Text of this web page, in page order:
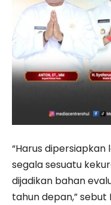
“Harus dipersiapkan
segala sesuatu
dijadikan bahan
tahun depan,” sebut